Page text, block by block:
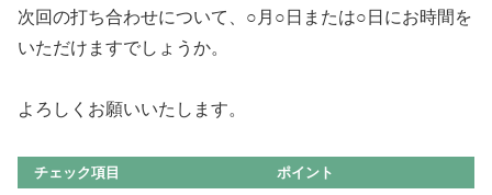
次回の打ち合わせについて、○月○日または○日にお時間を
いただけますでしょうか。
よろしくお願いいたします。
チェック項目
ポイント